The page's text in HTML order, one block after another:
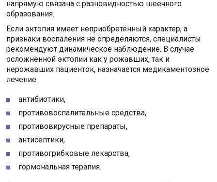
напрямую связана с разновидностью шеечного
образования.
Если эктопия имеет неприобретённый характер, а
признаки воспаления не определяются, специалисты
рекомендуют динамическое наблюдение. В случае
осложнённой эктопии как у рожавших, так и
нерожавших пациенток, назначается медикаментозное
лечение:
антибиотики,
противовоспалительные средства,
противовирусные препараты,
антисептики,
противогрибковые лекарства,
гормональная терапия.